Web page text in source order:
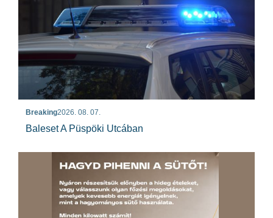
Breaking2026. 08. 07.
Baleset A Püspöki Utcában